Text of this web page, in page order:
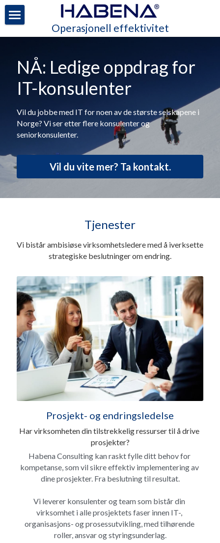
Operasjonell effektivitet
Tjenester
Selskapet
NÅ: Ledige oppdrag for
IT-konsulenter
Vil du jobbe med IT for noen av de største selskapene i
Norge? Vi ser etter flere konsulenter og
seniorkonsulenter.
Vil du vite mer? Ta kontakt.
Tjenester
Vi bistår ambisiøse virksomhetsledere med å iverksette
strategiske beslutninger om endring.
Prosjekt- og endringsledelse
Har virksomheten din tilstrekkelig ressurser til å drive
prosjekter?
Habena Consulting kan raskt fylle ditt behov for
kompetanse, som vil sikre effektiv implementering av
dine prosjekter. Fra beslutning til resultat.
Vi leverer konsulenter og team som bistår din
virksomhet i alle prosjektets faser innen IT-,
organisasjons- og prosessutvikling, med tilhørende
roller, ansvar og styringsunderlag.